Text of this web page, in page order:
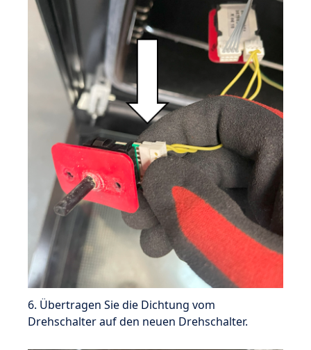
6. Übertragen Sie die Dichtung vom
Drehschalter auf den neuen Drehschalter.